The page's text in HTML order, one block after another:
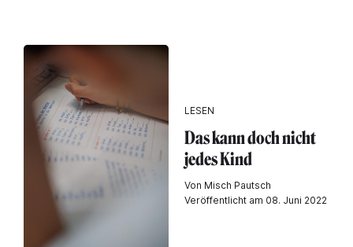
LESEN
Das kann doch nicht
jedes Kind
Von Misch Pautsch
Veröffentlicht am 08. Juni 2022